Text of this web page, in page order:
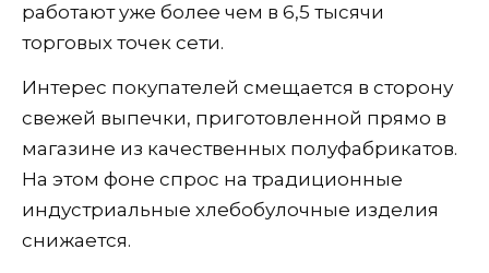
работают уже более чем в 6,5 тысячи
торговых точек сети.
Интерес покупателей смещается в сторону
свежей выпечки, приготовленной прямо в
магазине из качественных полуфабрикатов.
На этом фоне спрос на традиционные
индустриальные хлебобулочные изделия
снижается.